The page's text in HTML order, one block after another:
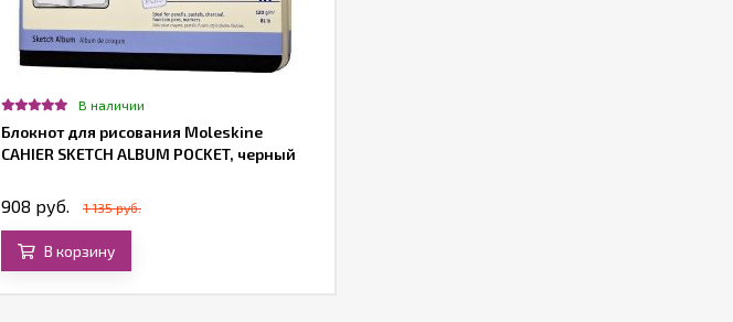
В наличии
Блокнот для рисования Moleskine
CAHIER SKETCH ALBUM POCKET, черный
908 руб. 1 135 руб.
В корзину